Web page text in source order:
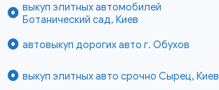
выкуп элитных автомобилей
Ботанический сад, Киев
автовыкуп дорогих авто г. Обухов
выкуп элитных авто срочно Сырец, Киев